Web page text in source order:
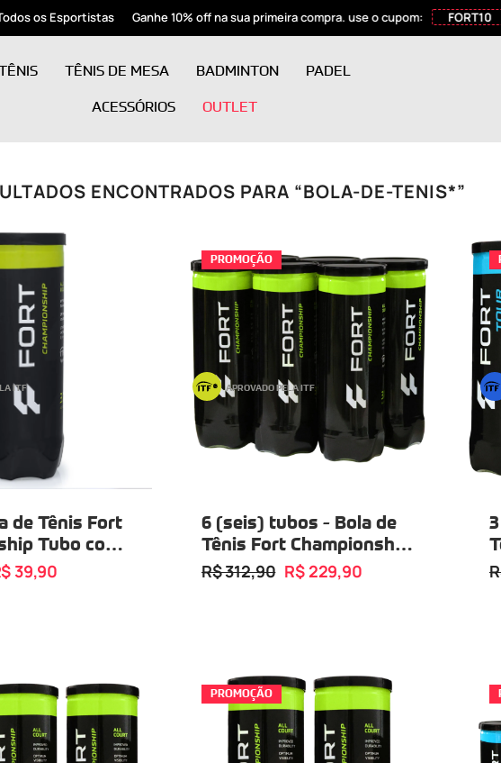
Ganhe 10% off na sua primeira compra. use o cupom: FORT10 A Marca
TÊNIS DE MESA BADMINTON
PADEL
ACESSÓRIOS
OUTLET
ENCONTRADOS PARA “BOLA-DE-TENIS*”
ITF
de Tênis Fort
Tubo com
39,90
PROMOÇÃO
APROVADO PELA ITF
6 (seis) tubos - Bola de
Tênis Fort Championship
Tubo com 03 Bolas
R$ 312,90 R$ 229,90
PROMOÇÃO